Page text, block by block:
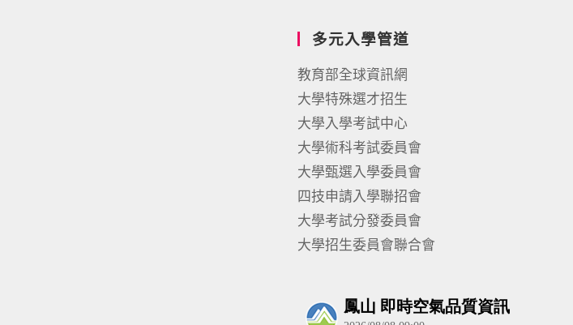
多元入學管道
教育部全球資訊網
大學特殊選才招生
大學入學考試中心
大學術科考試委員會
大學甄選入學委員會
四技申請入學聯招會
大學考試分發委員會
大學招生委員會聯合會